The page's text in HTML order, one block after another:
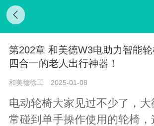
第202章 和美德W3电助力智能
四合一的老人出行神器！
和美德徐工 2025-01-08
电动轮椅大家见过不少了，
常碰到单手操作使用的轮椅，